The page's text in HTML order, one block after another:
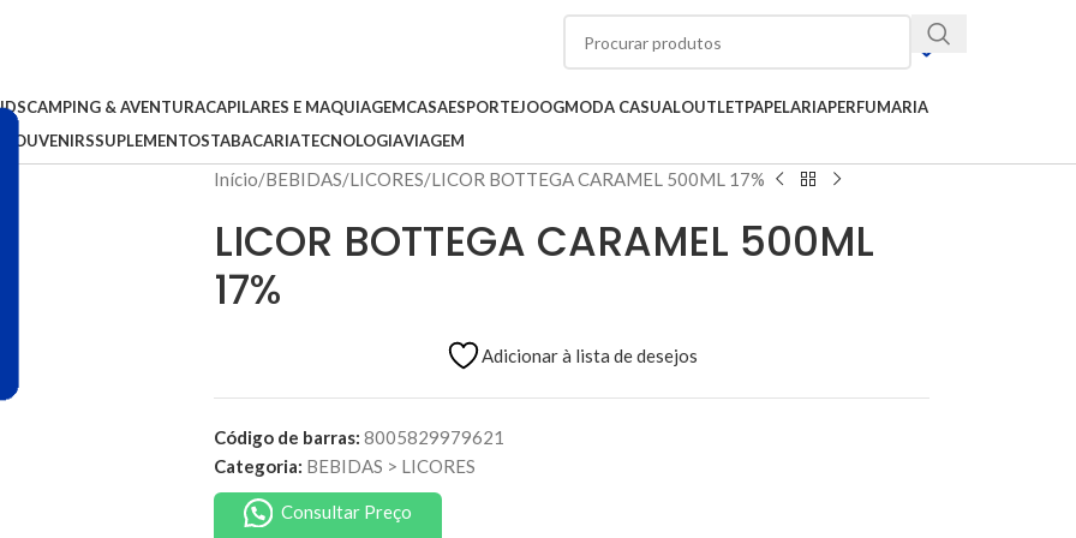
CAMPING & AVENTURACAPILARES E MAQUIAGEMCASAESPORTEJOOGMODA CASUALOUTLETPAPELARIAPERFUMARIA
SOUVENIRSSUPLEMENTOSTABACARIATECNOLOGIAVIAGEM
Início BEBIDAS LICORES LICOR BOTTEGA CARAMEL 500ML 17%
LICOR BOTTEGA CARAMEL 500ML
17%
Adicionar à lista de desejos
Código de barras: 8005829979621
Categoria: BEBIDAS > LICORES
Consultar Preço